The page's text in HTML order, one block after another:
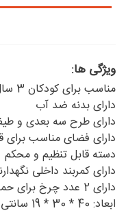
ویژگی ها:
مناسب برای کودکان 3 سال به بالا
دارای بدنه ضد آب
دارای طرح سه بعدی و
دارای فضای مناسب برای
دسته قابل تنظیم و محکم
دارای کمربند داخلی
دارای 2 عدد چرخ برای حمل راحت توسط کودک
ابعاد: 40 * 30 * 19 سانتی متر